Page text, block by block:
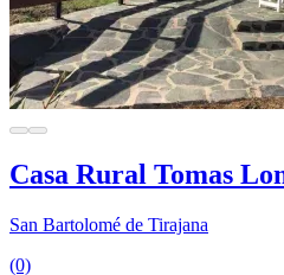
Casa Rural Tomas
San Bartolomé de Tirajana
(0)